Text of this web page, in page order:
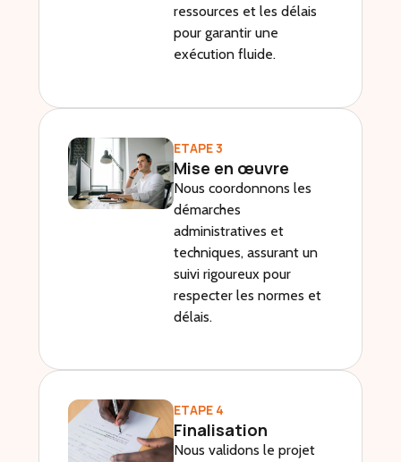
ressources et les délais
pour garantir une
exécution fluide.
ETAPE 3
Mise en œuvre
Nous coordonnons les
démarches
administratives et
techniques, assurant un
suivi rigoureux pour
respecter les normes et
délais.
ETAPE 4
Finalisation
Nous validons le projet